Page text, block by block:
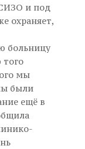
и под
охраняет,
больницу
мы
были
ещё в